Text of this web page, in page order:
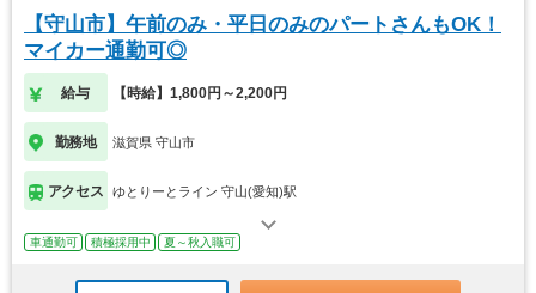
【守山市】午前のみ・平日のみのパートさんもOK！
マイカー通勤可◎
給与 【時給】1,800円～2,200円
勤務地 滋賀県 守山市
アクセス ゆとりーとライン 守山(愛知)駅
車通勤可 積極採用中 夏～秋入職可